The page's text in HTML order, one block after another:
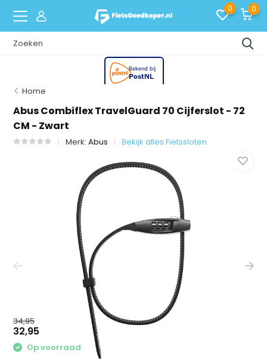
0 0
Home
Abus Combiflex TravelGuard 70 Cijferslot - 72
CM - Zwart
Merk:Abus Bekijk alles Fietssloten
34,95
32,95
Op voorraad